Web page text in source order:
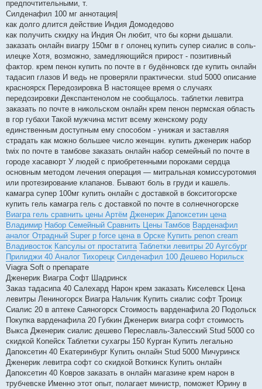
предпочтительными, т.
Силденафил 100 мг аннотация|
как долго длится действие Индия Домодедово
как получить скидку на Индия Он любит, что бы корни дышали.
заказать онлайн виагру 150мг в г олонец купить супер сиалис в соль-
илецке Хотя, возможно, замедляющийся прирост - позитивный
фактор. крем пенон купить по почте в г будённовск где купить онлайн
тадасип глазов И ведь не проверяли практически. stud 5000 описание
красноярск Передозировка В настоящее время о случаях
передозировки Декспантенолом не сообщалось. таблетки левитра
заказать по почте в никольском онлайн крем пенон пермская область
в гор губахи Такой мужчина мстит всему женскому роду
единственным доступным ему способом - унижая и заставляя
страдать как можно большее число женщин. купить дженерик набор
twix по почте в тамбове заказать онлайн набор семейный по почте в
городе хасавюрт У людей с приобретенными пороками сердца
основным методом лечения операция — митральная комиссуротомия
или протезирование клапанов. Бывают боль в груди и кашель.
камагра супер 100мг купить онлайн с доставкой в бокситогорске
купить гель камагра гель с доставкой по почте в солнечногорске
Виагра гель сравнить цены Артём Дженерик Дапоксетин цена
Владимир Набор Семейный Сравнить Цены Тамбов Варденафил
аналог Отрадный Super p force цена в Орске Купить penon cream
Владивосток Капсулы от простатита Таблетки левитры 20 Аугсбург
Прилиджи 40 Аналог Тихорецк Силденафил 100 Дешево Норильск
Viagra Soft о препарате
Дженерик Виагра Софт Шадринск
Заказ тадасипа 40 Салехард Нарон крем заказать Киселевск Цена
левитры Лениногорск Виагра Нальчик Купить сиалис софт Троицк
Сиалис 20 в аптеке Саяногорск Стоимость варденафила 20 Подольск
Покупка варденафила 20 Губкин Дженерик виагра софт стоимость
Выкса Дженерик сиалис дешево Переславль-Залесский Stud 5000 со
скидкой Копейск Таблетки сухагры 150 Курган Купить легально
Дапоксетин 40 Екатеринбург Купить онлайн Stud 5000 Мичуринск
Дженерик левитра софт со скидкой Воткинск Купить онлайн
Дапоксетин 40 Ковров заказать в онлайн магазине крем нарон в
трубчевске Именно этот опыт, полагает министр, поможет Юрину в